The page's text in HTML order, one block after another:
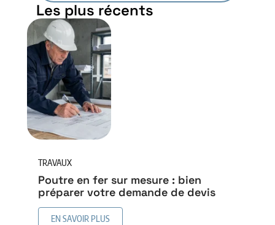
Les plus récents
TRAVAUX
Poutre en fer sur mesure : bien
préparer votre demande de devis
EN SAVOIR PLUS